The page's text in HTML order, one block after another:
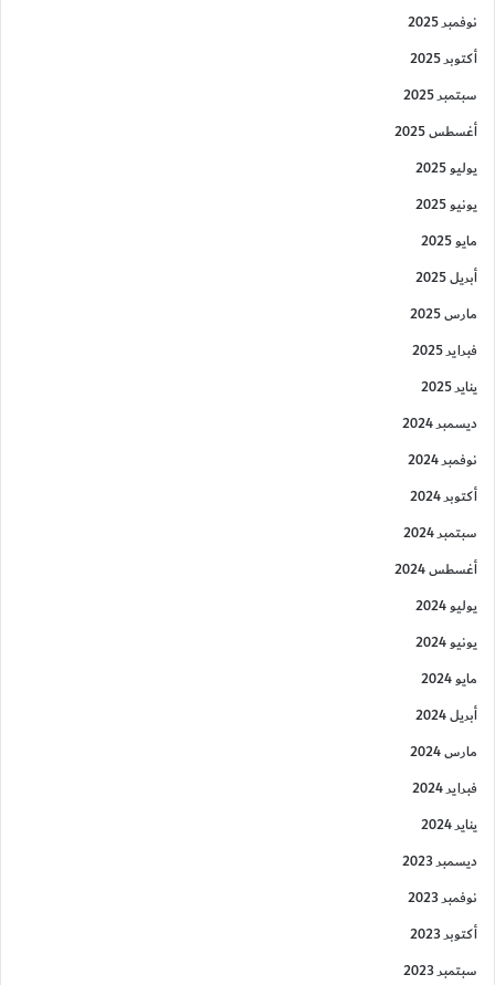
نوفمبر 2025
أكتوبر 2025
سبتمبر 2025
أغسطس 2025
يوليو 2025
يونيو 2025
مايو 2025
أبريل 2025
مارس 2025
فبراير 2025
يناير 2025
ديسمبر 2024
نوفمبر 2024
أكتوبر 2024
سبتمبر 2024
أغسطس 2024
يوليو 2024
يونيو 2024
مايو 2024
أبريل 2024
مارس 2024
فبراير 2024
يناير 2024
ديسمبر 2023
نوفمبر 2023
أكتوبر 2023
سبتمبر 2023